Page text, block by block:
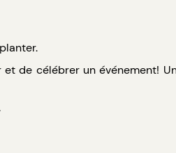
de célébrer un événement!